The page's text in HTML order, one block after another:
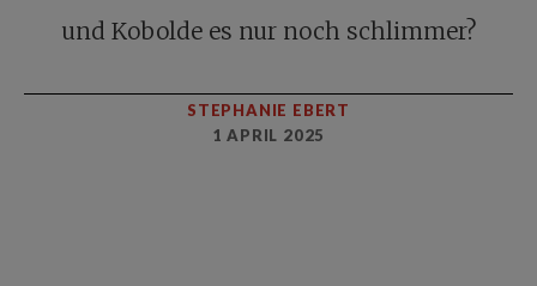
und Kobolde es nur noch schlimmer?
STEPHANIE EBERT
1 APRIL 2025